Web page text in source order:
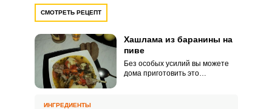
СМОТРЕТЬ РЕЦЕПТ
Хашлама из баранины на
пиве
Без особых усилий вы можете
дома приготовить это
ИНГРЕДИЕНТЫ